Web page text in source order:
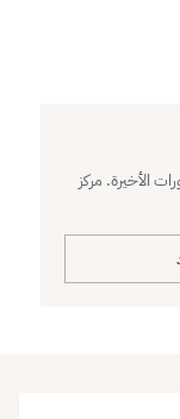
الأخيرة. مركز